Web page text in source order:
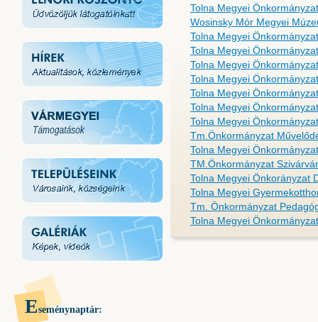
Eseménynaptár:
Tolna Megyei
Wosinsky Mór Megyei
Tolna Megyei
Tolna Megyei
Tolna Megyei
Tolna Megyei
Tolna Megyei
Tolna Megyei
Tolna Megyei
Tm.Önkormányzat
Tolna Megyei
TM.Önkormányzat
Tolna Megyei Önkorányzat
Tolna Megyei
Tm. Önkormányzat
Tolna Megyei